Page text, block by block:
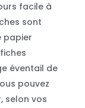
facile à
sont
papier
éventail de
pouvez
selon vos